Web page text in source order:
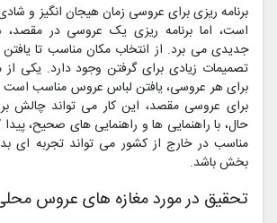
برنامه ریزی برای عروسی زمان هیجان انگیز و
است، اما برنامه ریزی یک عروسی در
جدیدی می برد. از انتخاب مکان مناسب تا
تصمیمات زیادی برای گرفتن وجود دارد. یکی
برای هر عروسی، یافتن لباس عروس مناسب است و
برای عروسی مقصد، این کار می تواند چالش
حال، با راهنمایی ها و راهنمایی های صحیح،
مناسب در خارج از کشور می تواند تجربه ای
بخش باشد.
تحقیق در مورد مغازه های عروس